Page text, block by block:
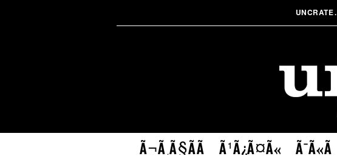
UNCRATE.
Ã¬Ã¸Ã§ÃÃ Ã¹Ã¿Ã¤Ã« Ã¯Ã«Ã